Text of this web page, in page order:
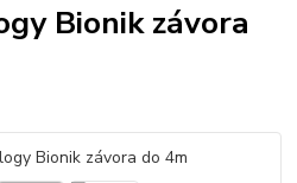
Bionik závora